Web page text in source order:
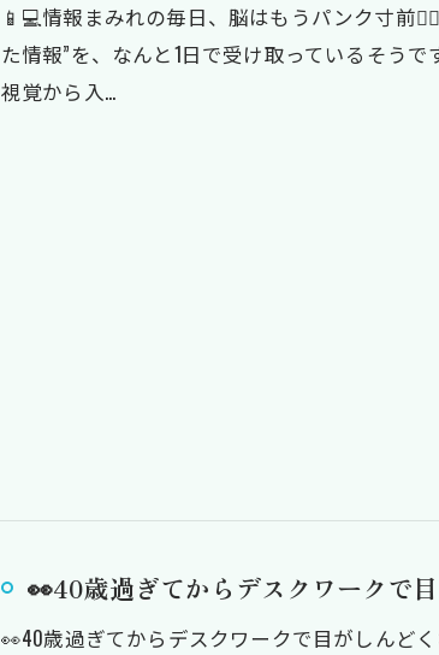
📱💻情報まみれの毎日、脳はもうパンク寸前
た情報”を、なんと1日で受け取っているそう
視覚から入…
👀40歳過ぎてからデスクワークで
👀40歳過ぎてからデスクワークで目がしんど